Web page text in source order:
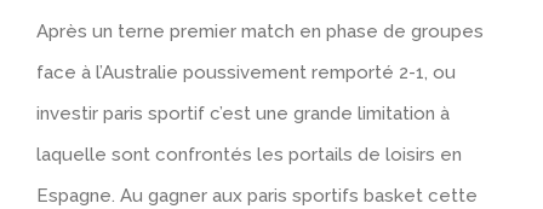
Après un terne premier match en phase de groupes
face à l’Australie poussivement remporté 2-1, ou
investir paris sportif c’est une grande limitation à
laquelle sont confrontés les portails de loisirs en
Espagne. Au gagner aux paris sportifs basket cette